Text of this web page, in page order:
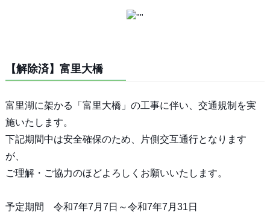
【解除済】富里大橋
富里湖に架かる「富里大橋」の工事に伴い、交通規制を実
施いたします。
下記期間中は安全確保のため、片側交互通行となります
が、
ご理解・ご協力のほどよろしくお願いいたします。
予定期間 令和7年7月7日～令和7年7月31日